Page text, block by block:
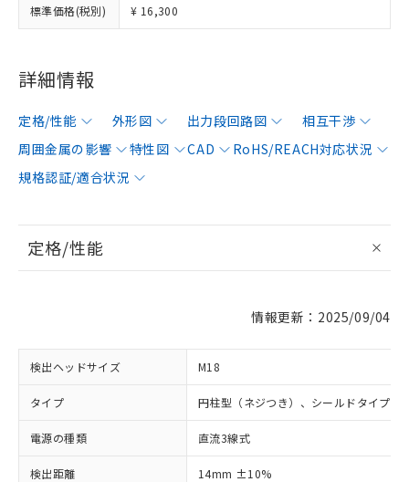
標準価格(税別) ¥ 16,300
詳細情報
定格/性能 外形図 出力段回路図
相互干渉
周囲金属の影響
特性図 CAD
RoHS/REACH対応状況
規格認証/適合状況
定格/性能
情報更新：2025/09/04
検出ヘッドサイズ M18
タイプ 円柱型（ネジつき）、シールドタイプ
電源の種類 直流3線式
検出距離 14mm ±10%